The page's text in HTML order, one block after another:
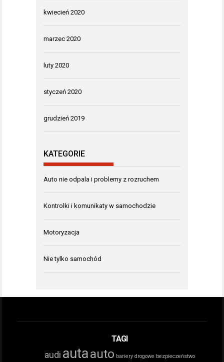
kwiecień 2020
marzec 2020
luty 2020
styczeń 2020
grudzień 2019
KATEGORIE
Auto nie odpala i problemy z rozruchem
Kontrolki i komunikaty w samochodzie
Motoryzacja
Nie tylko samochód
TAGI
audi autaauto bariery drogowe bezpieczeństwo